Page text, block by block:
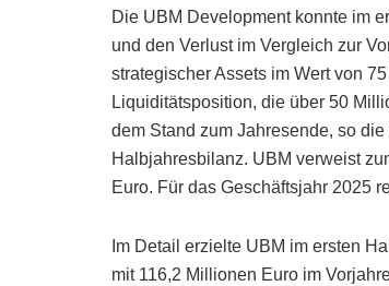
Die UBM Development konnte im
und den Verlust im Vergleich zur
strategischer Assets im Wert von
Liquiditätsposition, die über 50
dem Stand zum Jahresende, so
Halbjahresbilanz. UBM verweist
Euro. Für das Geschäftsjahr 2025
Im Detail erzielte UBM im ersten
mit 116,2 Millionen Euro im